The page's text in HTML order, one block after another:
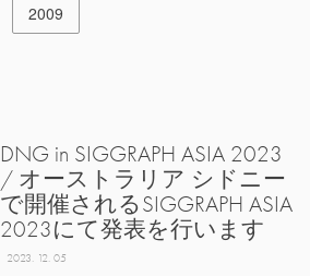
2009
DNG in SIGGRAPH ASIA 2023
/ オーストラリア シドニー
で開催されるSIGGRAPH ASIA
2023にて発表を行います
2023. 12. 05